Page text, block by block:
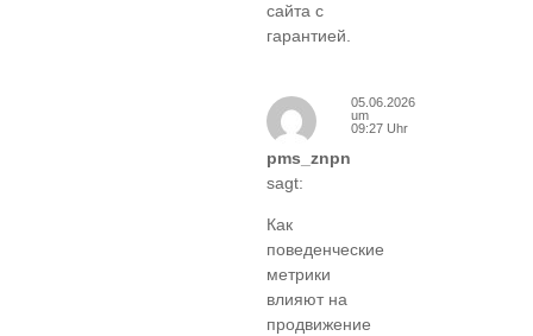
сайта с
гарантией.
pms_znpn
sagt:
05.06.2026
um
09:27 Uhr
Как
поведенческие
метрики
влияют на
продвижение